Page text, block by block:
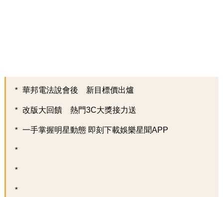
華邦電法說會後 新目標價出爐
改版大回饋 熱門3C大獎接力送
一手掌握明星動態 即刻下載娛樂星聞APP